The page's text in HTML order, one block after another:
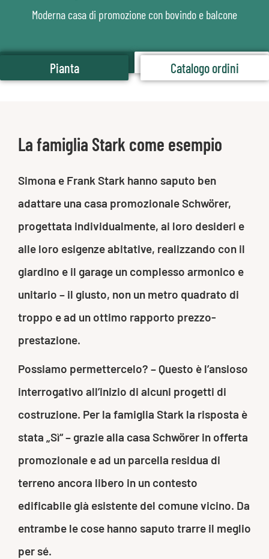
Moderna casa di promozione con bovindo e balcone
Pianta Catalogo ordini
Pianta Catalogo ordini
La famiglia Stark come esempio
Simona e Frank Stark hanno saputo ben
adattare una casa promozionale Schwörer,
progettata individualmente, ai loro desideri e
alle loro esigenze abitative, realizzando con il
giardino e il garage un complesso armonico e
unitario – il giusto, non un metro quadrato di
troppo e ad un ottimo rapporto prezzo-
prestazione.
Possiamo permettercelo? – Questo è l’ansioso
interrogativo all’inizio di alcuni progetti di
costruzione. Per la famiglia Stark la risposta è
stata „Sì“ – grazie alla casa Schwörer in offerta
promozionale e ad un parcella residua di
terreno ancora libero in un contesto
edificabile già esistente del comune vicino. Da
entrambe le cose hanno saputo trarre il meglio
per sé.